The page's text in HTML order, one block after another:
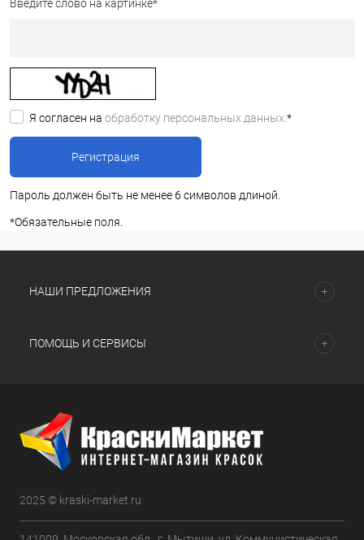
Введите слово на картинке*
Я согласен на обработку персональных данных. *
Пароль должен быть не менее 6 символов длиной.
*Обязательные поля.
НАШИ ПРЕДЛОЖЕНИЯ
ПОМОЩЬ И СЕРВИСЫ
2025 © kraski-market.ru